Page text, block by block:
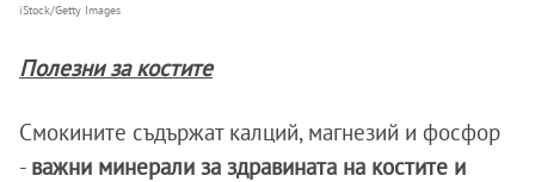
iStock/Getty Images
Полезни за костите
Смокините съдържат калций, магнезий и фосфор
- важни минерали за здравината на костите и